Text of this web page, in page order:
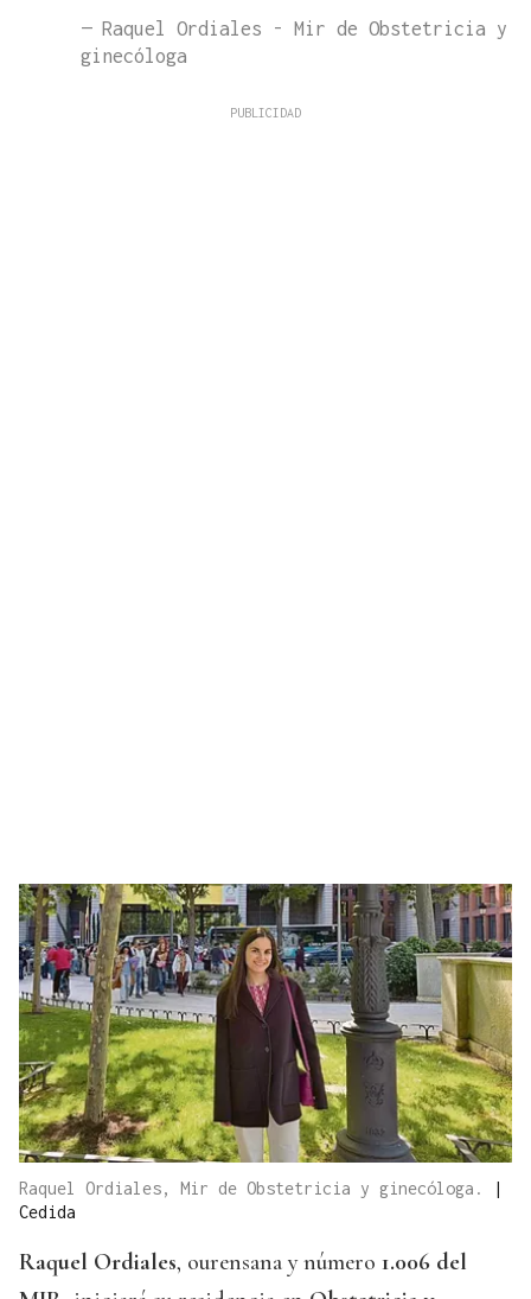
— Raquel Ordiales - Mir de Obstetricia y
ginecóloga
Raquel Ordiales, Mir de Obstetricia y ginecóloga.
|
Cedida
Raquel Ordiales, ourensana y número 1.006 del